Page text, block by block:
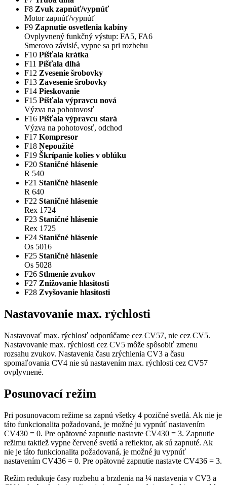
F8 Zvuk zapnúť/vypnúť
Motor zapnúť/vypnúť
F9 Zapnutie osvetlenia kabíny
Ovplyvnený funkčný výstup: FA5, FA6
Smerovo závislé, vypne sa pri rozbehu
F10 Píšťala krátka
F11 Píšťala dlhá
F12 Zvesenie šrobovky
F13 Zavesenie šrobovky
F14 Pieskovanie
F15 Píšťala výpravcu nová
Výzva na pohotovosť
F16 Píšťala výpravcu stará
Výzva na pohotovosť, odchod
F17 Kompresor
F18 Nepoužité
F19 Škrípanie kolies v oblúku
F20 Staničné hlásenie
R 540
F21 Staničné hlásenie
R 640
F22 Staničné hlásenie
Rex 1724
F23 Staničné hlásenie
Rex 1725
F24 Staničné hlásenie
Os 5016
F25 Staničné hlásenie
Os 5028
F26 Stlmenie zvukov
F27 Znižovanie hlasitosti
F28 Zvyšovanie hlasitosti
Nastavovanie max. rýchlosti
Nastavovať max. rýchlosť odporúčame cez CV57, nie cez CV5.
Nastavovanie max. rýchlosti cez CV5 môže spôsobiť zmenu
rozsahu zvukov. Nastavenia času zrýchlenia CV3 a času
spomaľovania CV4 nie sú nastavením max. rýchlosti cez CV57
ovplyvnené.
Posunovací režim
Pri posunovacom režime sa zapnú všetky 4 pozičné svetlá. Ak nie je
táto funkcionalita požadovaná, je možné ju vypnúť nastavením
CV430 = 0. Pre opätovné zapnutie nastavte CV430 = 3. Zapnutie
režimu taktiež vypne červené svetlá a reflektor, ak sú zapnuté. Ak
nie je táto funkcionalita požadovaná, je možné ju vypnúť
nastavením CV436 = 0. Pre opätovné zapnutie nastavte CV436 = 3.
Režim redukuje časy rozbehu a brzdenia na ¼ nastavenia v CV3 a